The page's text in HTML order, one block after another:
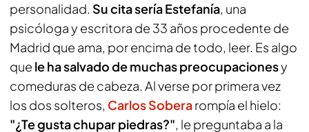
personalidad. Su cita sería Estefanía, una
psicóloga y escritora de 33 años procedente de
Madrid que ama, por encima de todo, leer. Es algo
que le ha salvado de muchas preocupacionesy
comeduras de cabeza. Al verse por primera vez
los dos solteros, Carlos Soberarompía el hielo:
"¿Te gusta chupar piedras?", le preguntaba a la